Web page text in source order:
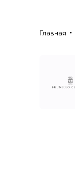
Главная